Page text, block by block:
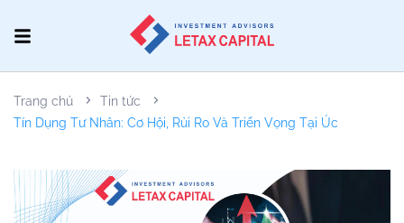
Trang chủ
Tin tức
Tín Dụng Tư Nhân: Cơ Hội, Rủi Ro Và Triển Vọng Tại Úc